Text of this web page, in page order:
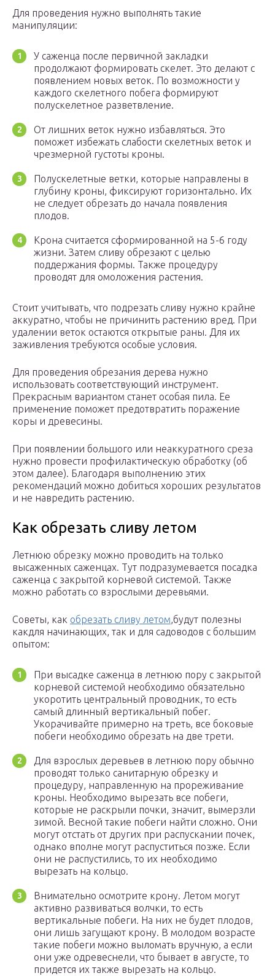
Для проведения нужно выполнять такие
манипуляции:
У саженца после первичной закладки
продолжают формировать скелет. Это делают с
появлением новых веток. По возможности у
каждого скелетного побега формируют
полускелетное разветвление.
От лишних веток нужно избавляться. Это
поможет избежать слабости скелетных веток и
чрезмерной густоты кроны.
Полускелетные ветки, которые направлены в
глубину кроны, фиксируют горизонтально. Их
не следует обрезать до начала появления
плодов.
Крона считается сформированной на 5-6 году
жизни. Затем сливу обрезают с целью
поддержания формы. Также процедуру
проводят для омоложения растения.
Стоит учитывать, что подрезать сливу нужно крайне
аккуратно, чтобы не причинить растению вред. При
удалении веток остаются открытые раны. Для их
заживления требуются особые условия.
Для проведения обрезания дерева нужно
использовать соответствующий инструмент.
Прекрасным вариантом станет особая пила. Ее
применение поможет предотвратить поражение
коры и древесины.
При появлении большого или неаккуратного среза
нужно провести профилактическую обработку (об
этом далее). Благодаря выполнению этих
рекомендаций можно добиться хороших результатов
и не навредить растению.
Как обрезать сливу летом
Летнюю обрезку можно проводить на только
высаженных саженцах. Тут подразумевается посадка
саженца с закрытой корневой системой. Также
можно работать со взрослыми деревьями.
Советы, как обрезать сливу летом,будут полезны
какдля начинающих, так и для садоводов с большим
опытом:
При высадке саженца в летнюю пору с закрытой
корневой системой необходимо обязательно
укоротить центральный проводник, то есть
самый длинный вертикальный побег.
Укорачивайте примерно на треть, все боковые
побеги необходимо обрезать на две трети.
Для взрослых деревьев в летнюю пору обычно
проводят только санитарную обрезку и
процедуру, направленную на прореживание
кроны. Необходимо вырезать все побеги,
которые не раскрыли почки, значит, вымерзли
зимой. Весной такие побеги найти сложно. Они
могут отстать от других при распускании почек,
однако вполне могут распуститься позже. Если
они не распустились, то их необходимо
вырезать на кольцо.
Внимательно осмотрите крону. Летом могут
активно развиваться волчки, то есть
вертикальные побеги. На них не будет плодов,
они лишь загущают крону. В молодом возрасте
такие побеги можно выломать вручную, а если
они уже одревеснели, что бывает в августе, то
придется их также вырезать на кольцо.